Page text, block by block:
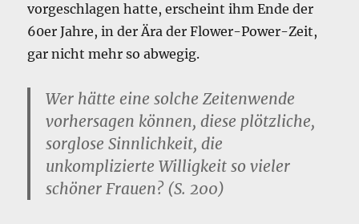
vorgeschlagen hatte, erscheint ihm Ende der
60er Jahre, in der Ära der Flower-Power-Zeit,
gar nicht mehr so abwegig.
Wer hätte eine solche Zeitenwende
vorhersagen können, diese plötzliche,
sorglose Sinnlichkeit, die
unkomplizierte Willigkeit so vieler
schöner Frauen? (S. 200)